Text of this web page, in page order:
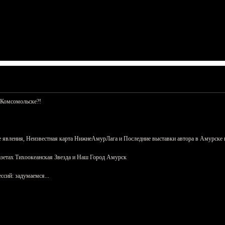
Неизвестная карта НижнеАмурЛага и Последние выставки автора в Амурске
Тихоокеанская Звезда и Наш Город Амурск
задумаемся...